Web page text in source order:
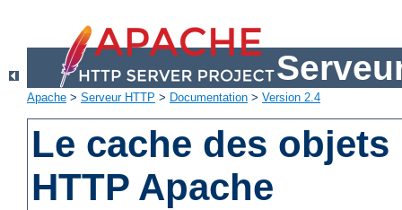
Apache > Serveur HTTP > Documentation > Version 2.4
Le cache des
HTTP Apache